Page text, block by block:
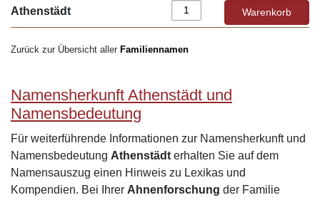
Athenstädt
Zurück zur Übersicht aller Familiennamen
Namensherkunft Athenstädt und
Namensbedeutung
Für weiterführende Informationen zur Namensherkunft und
Namensbedeutung Athenstädt erhalten Sie auf dem
Namensauszug einen Hinweis zu Lexikas und
Kompendien. Bei Ihrer Ahnenforschung der Familie